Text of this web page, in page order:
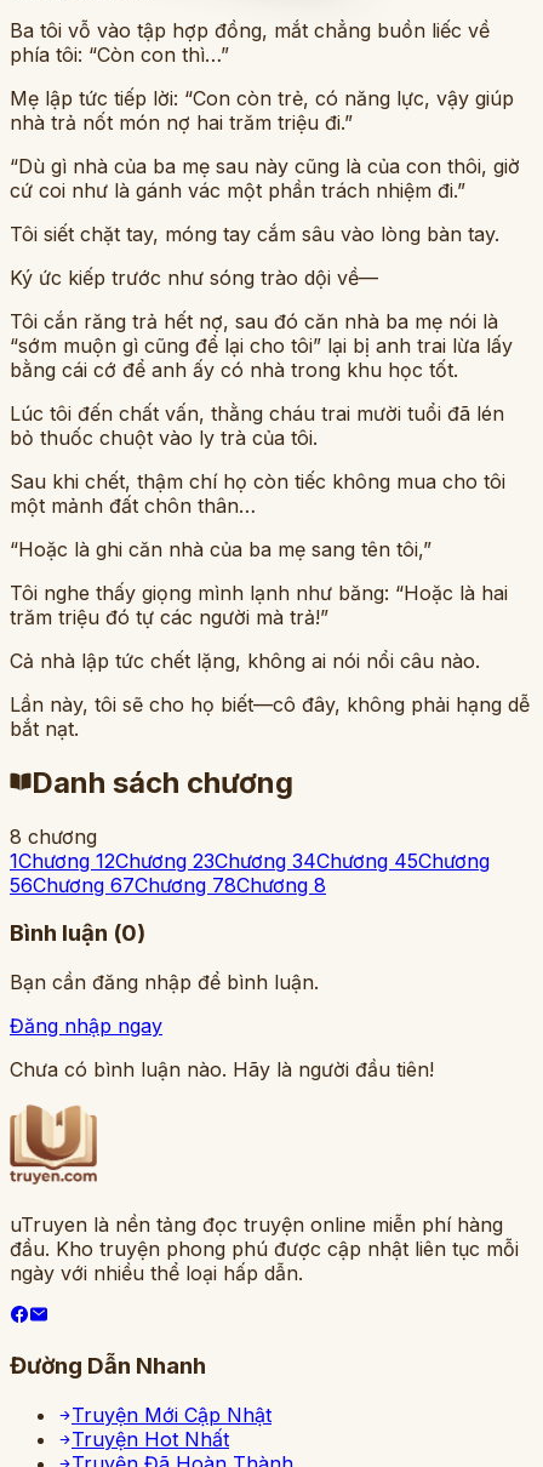
Ba tôi vỗ vào tập hợp đồng, mắt chẳng buồn liếc về
phía tôi: “Còn con thì…”
Mẹ lập tức tiếp lời: “Con còn trẻ, có năng lực, vậy giúp
nhà trả nốt món nợ hai trăm triệu đi.”
“Dù gì nhà của ba mẹ sau này cũng là của con thôi, giờ
cứ coi như là gánh vác một phần trách nhiệm đi.”
Tôi siết chặt tay, móng tay cắm sâu vào lòng bàn tay.
Ký ức kiếp trước như sóng trào dội về—
Tôi cắn răng trả hết nợ, sau đó căn nhà ba mẹ nói là
“sớm muộn gì cũng để lại cho tôi” lại bị anh trai lừa lấy
bằng cái cớ để anh ấy có nhà trong khu học tốt.
Lúc tôi đến chất vấn, thằng cháu trai mười tuổi đã lén
bỏ thuốc chuột vào ly trà của tôi.
Sau khi chết, thậm chí họ còn tiếc không mua cho tôi
một mảnh đất chôn thân…
“Hoặc là ghi căn nhà của ba mẹ sang tên tôi,”
Tôi nghe thấy giọng mình lạnh như băng: “Hoặc là hai
trăm triệu đó tự các người mà trả!”
Cả nhà lập tức chết lặng, không ai nói nổi câu nào.
Lần này, tôi sẽ cho họ biết—cô đây, không phải hạng dễ
bắt nạt.
Danh sách chương
8 chương
1Chương 12Chương 23Chương 34Chương 45Chương
56Chương 67Chương 78Chương 8
Bình luận (0)
Bạn cần đăng nhập để bình luận.
Đăng nhập ngay
Chưa có bình luận nào. Hãy là người đầu tiên!
uTruyen là nền tảng đọc truyện online miễn phí hàng
đầu. Kho truyện phong phú được cập nhật liên tục mỗi
ngày với nhiều thể loại hấp dẫn.
Đường Dẫn Nhanh
Truyện Mới Cập Nhật
Truyện Hot Nhất